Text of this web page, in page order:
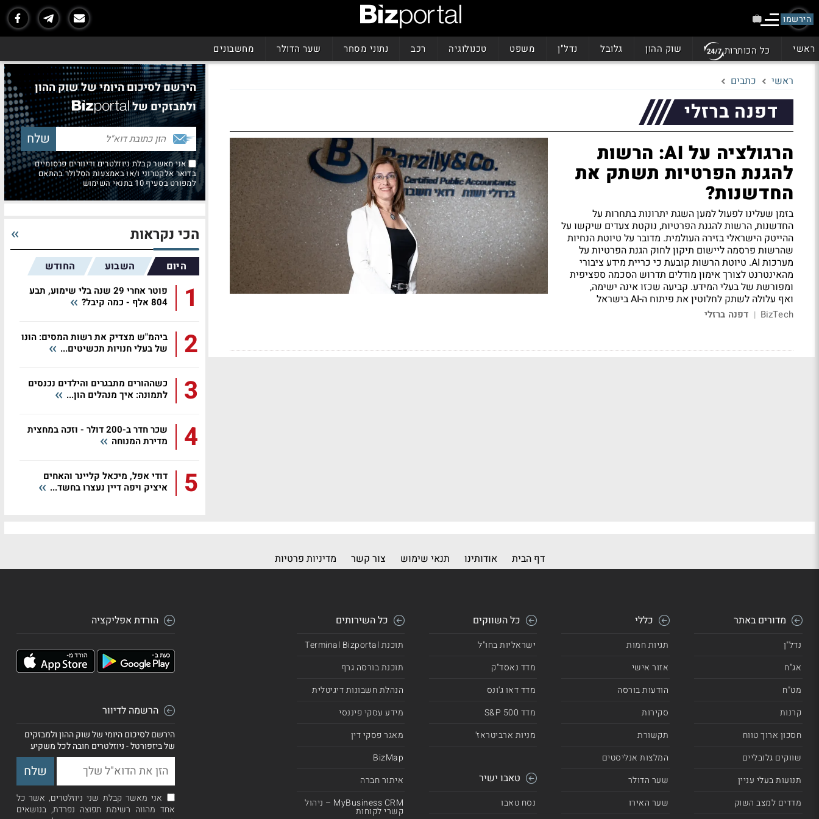
הירשמו
ראשי כל הכותרות שוק ההון גלובל נדל"ן משפט טכנולוגיה רכב נתוני מסחר שער הדולר מחשבונים
ראשי כתבים
דפנה ברזלי
הרגולציה על AI: הרשות
להגנת הפרטיות תשתק את
החדשנות?
בזמן שעלינו לפעול למען השגת יתרונות בתחרות על
החדשנות, הרשות להגנת הפרטיות, נוקטת צעדים שיקשו על
ההייטק הישראלי בזירה העולמית. מדובר על טיוטת הנחיות
שהרשות פרסמה ליישום תיקון לחוק הגנת הפרטיות על
מערכות
AI. טיוטת הרשות קובעת כי כריית מידע ציבורי
מהאינטרנט לצורך אימון מודלים תדרוש הסכמה ספציפית
ומפורשת של בעלי המידע. קביעה שכזו אינה ישימה,
ואף עלולה לשתק לחלוטין את פיתוח ה-AI בישראל
BizTech
| דפנה ברזלי
הירשם לסיכום היומי של שוק ההון
ולמבזקים של
אני מאשר קבלת ניוזלטרים ודיוורים פרסומיים
בדואר אלקטרוני ו/או באמצעות הסלולר בהתאם
למפורט בסעיף 10 בתנאי השימוש
הכי נקראות
היום השבוע החודש
1
פוטר אחרי 29 שנה בלי שימוע, תבע
804 אלף - כמה קיבל?
2
ביהמ"ש מצדיק את רשות המסים: הונו
של בעלי חנויות תכשיטים...
3
כשההורים מתבגרים והילדים נכנסים
לתמונה: איך מנהלים הון...
4
שכר חדר ב-200 דולר - וזכה במחצית
מדירת המנוחה
5
דודי אפל, מיכאל קליינר והאחים
איציק ויפה דיין נעצרו בחשד...
דף הבית אודותינו תנאי שימוש צור קשר מדיניות פרטיות
מדורים באתר
נדל"ן
אג"ח
מט"ח
קרנות
חסכון ארוך טווח
שווקים גלובליים
תנועות בעלי עניין
מדדים למצב השוק
כללי
תגיות חמות
אזור אישי
הודעות בורסה
סקירות
תקשורת
המלצות אנליסטים
שער הדולר
שער האירו
כל השווקים
ישראליות בחו"ל
מדד נאסד"ק
מדד דאו ג'ונס
מדד 500 S&P
מניות ארביטראז'
טאבו ישיר
נסח טאבו
כל השירותים
תוכנת Terminal Bizportal
תוכנת בורסה גרף
הנהלת חשבונות דיגיטלית
מידע עסקי פיננסי
מאגר פסקי דין
BizMap
איתור חברה
MyBusiness CRM – ניהול
קשרי לקוחות
הורדת אפליקציה
הרשמה לדיוור
הירשם לסיכום היומי של שוק ההון ולמבזקים
של ביזפורטל - ניוזלטרים חובה לכל משקיע
אני מאשר קבלת שני ניוזלטרים, אשר כל
אחד מהווה רשימת תפוצה נפרדת, בנושאים